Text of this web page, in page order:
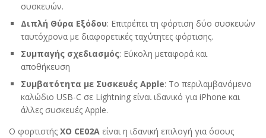
συσκευών.
Διπλή Θύρα Εξόδου: Επιτρέπει τη φόρτιση δύο συσκευών
ταυτόχρονα με διαφορετικές ταχύτητες φόρτισης.
Συμπαγής σχεδιασμός: Εύκολη μεταφορά και
αποθήκευση
Συμβατότητα με Συσκευές Apple: Το περιλαμβανόμενο
καλώδιο USB-C σε Lightning είναι ιδανικό για iPhone και
άλλες συσκευές Apple.
Ο φορτιστής XO CE02A είναι η ιδανική επιλογή για όσους